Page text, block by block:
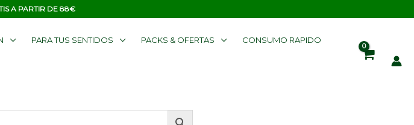
A PARTIR DE 88€
PARA TUS SENTIDOS PACKS & OFERTAS CONSUMO RAPIDO